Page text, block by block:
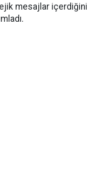
mesajlar içerdiğini